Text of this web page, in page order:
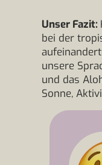
Unser Fazit:
bei der
unsere
und das
Sonne,